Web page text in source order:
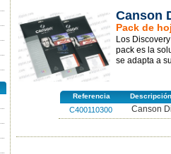
Canson
Pack de
Los
pack es la
se adapta a
Referencia Descripción
C400110300 Canson